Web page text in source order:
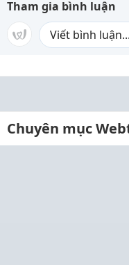
Tham gia bình luận
Chuyên mục